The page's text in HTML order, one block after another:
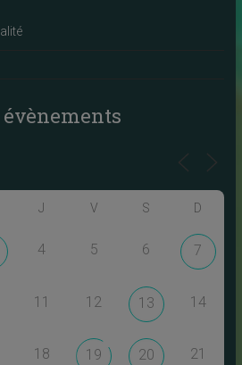
évènements
J V S D
4 5 6 7
11 12 13 14
18 19 20 21